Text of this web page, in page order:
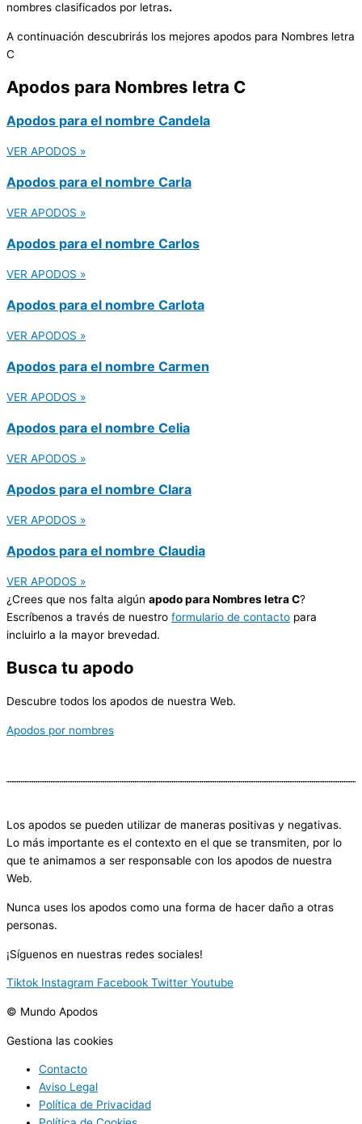
nombres clasificados por letras.
A continuación descubrirás los mejores apodos para Nombres letra
C
Apodos para Nombres letra C
Apodos para el nombre Candela
VER APODOS »
Apodos para el nombre Carla
VER APODOS »
Apodos para el nombre Carlos
VER APODOS »
Apodos para el nombre Carlota
VER APODOS »
Apodos para el nombre Carmen
VER APODOS »
Apodos para el nombre Celia
VER APODOS »
Apodos para el nombre Clara
VER APODOS »
Apodos para el nombre Claudia
VER APODOS »
¿Crees que nos falta algún apodo para Nombres letra C?
Escríbenos a través de nuestro formulario de contacto para
incluirlo a la mayor brevedad.
Busca tu apodo
Descubre todos los apodos de nuestra Web.
Apodos por nombres
Los apodos se pueden utilizar de maneras positivas y negativas.
Lo más importante es el contexto en el que se transmiten, por lo
que te animamos a ser responsable con los apodos de nuestra
Web.
Nunca uses los apodos como una forma de hacer daño a otras
personas.
¡Síguenos en nuestras redes sociales!
Tiktok Instagram Facebook Twitter Youtube
© Mundo Apodos
Gestiona las cookies
Contacto
Aviso Legal
Política de Privacidad